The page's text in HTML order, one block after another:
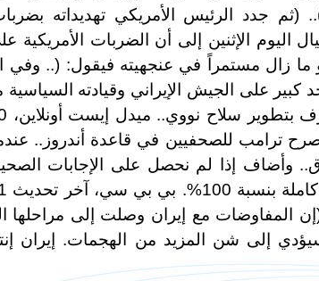
"الوقت عامل حاسم!".. العربية، 2026/5/17).. (ثم جدد الرئيس الأمريكي
الإثنين إلى أن الضربات الأمريكية
حدب وصوب... واع، 2026/5/18) وهو ما زال مستمراً في عنجهيته فيقول:
على الجيش الإيراني وقيادته
بي بي سي في آخر تحديث 2026/5/21 (صرح ترامب للصحفيين في قاعدة
وأضاف إذا لم نحصل على الإجابات
المفاوضات مع إيران وصلت إلى مراحلها
إلى شن المزيد من الهجمات. إيران